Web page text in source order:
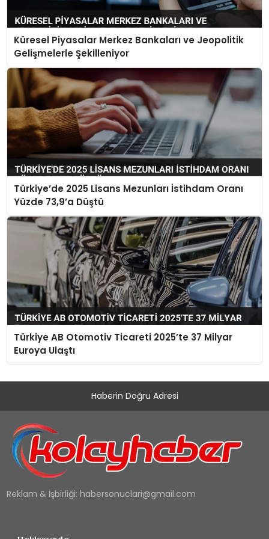
Küresel Piyasalar Merkez Bankaları ve Jeopolitik
Gelişmelerle Şekilleniyor
Türkiye’de 2025 Lisans Mezunları İstihdam Oranı
Yüzde 73,9’a Düştü
Türkiye AB Otomotiv Ticareti 2025’te 37 Milyar
Euroya Ulaştı
Haberin Doğru Adresi
Reklam & İşbirliği: habersonuclari@gmail.com